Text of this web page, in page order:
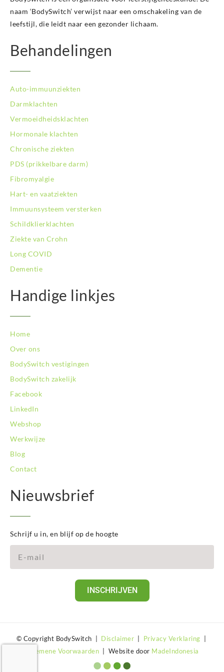
BodySwitch Krimpenerwaard
BodySwitch Leeuwarden
BodySwitch Lelystad
BodySwitch Maastricht
BodySwitch Nieuwegein
BodySwitch Oss
BodySwitch Purmerend
BodySwitch Roosendaal
BodySwitch Rotterdam-Oost
BodySwitch Schiedam
BodySwitch Son en Breugel
BodySwitch Tilburg
BodySwitch Utrecht
BodySwitch Veluwe
BodySwitch Venlo
BodySwitch Westland
BodySwitch Zaandam
BodySwitch Zuid-Kennemerland
BodySwitch Zuid-Limburg
BodySwitch Zwolle
naam ‘BodySwitch’ verwijst naar een omschakeling van de
leefstijl, die leidt naar een gezonder lichaam.
Behandelingen
Auto-immuunziekten
Darmklachten
Vermoeidheidsklachten
Hormonale klachten
Chronische ziekten
PDS (prikkelbare darm)
Fibromyalgie
Hart- en vaatziekten
Immuunsysteem versterken
Schildklierklachten
Ziekte van Crohn
Long COVID
Dementie
Handige linkjes
Home
Over ons
BodySwitch vestigingen
BodySwitch zakelijk
Facebook
LinkedIn
Webshop
Werkwijze
Blog
Contact
Nieuwsbrief
Schrijf u in, en blijf op de hoogte
INSCHRIJVEN
© Copyright BodySwitch | Disclaimer Privacy Verklaring
Algemene Voorwaarden | Website door MadeIndonesia